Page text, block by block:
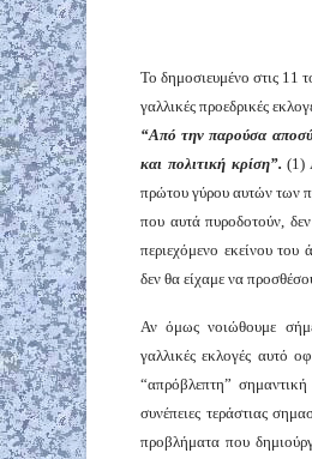
Το δημοσιευμένο στις 11
γαλλικές προεδρικές
“Από την παρούσα
και πολιτική κρίση”. (1)
πρώτου γύρου αυτών των
που αυτά πυροδοτούν,
περιεχόμενο εκείνου
δεν θα είχαμε να
Αν όμως νοιώθουμε
γαλλικές εκλογές αυτό
“απρόβλεπτη”
συνέπειες τεράστιας
προβλήματα που